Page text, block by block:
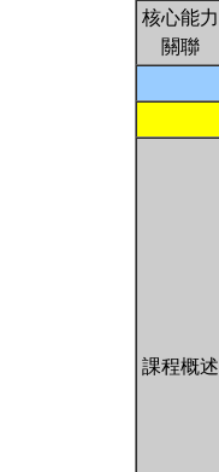
核心能力
關聯
課程概述